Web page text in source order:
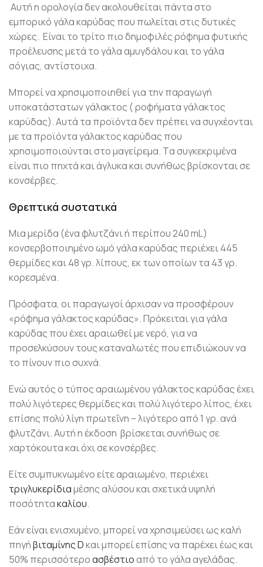
Αυτή η ορολογία δεν ακολουθείται πάντα στο
εμπορικό γάλα καρύδας που πωλείται στις δυτικές
χώρες. Είναι το τρίτο πιο δημοφιλές ρόφημα φυτικής
προέλευσης μετά το γάλα αμυγδάλου και το γάλα
σόγιας, αντίστοιχα.
Μπορεί να χρησιμοποιηθεί για την παραγωγή
υποκατάστατων γάλακτος ( ροφήματα γάλακτος
καρύδας). Αυτά τα προϊόντα δεν πρέπει να συγχέονται
με τα προϊόντα γάλακτος καρύδας που
χρησιμοποιούνται στο μαγείρεμα. Tα συγκεκριμένα
είναι πιο πηχτά και άγλυκα και συνήθως βρίσκονται σε
κονσέρβες.
Θρεπτικά συστατικά
Μια μερίδα (ένα φλυτζάνι ή περίπου 240 mL)
κονσερβοποιημένο ωμό γάλα καρύδας περιέχει 445
θερμίδες και 48 γρ. λίπους, εκ των οποίων τα 43 γρ.
κορεσμένα.
Πρόσφατα, οι παραγωγοί άρχισαν να προσφέρουν
«ρόφημα γάλακτος καρύδας». Πρόκειται για γάλα
καρύδας που έχει αραιωθεί με νερό, για να
προσελκύσουν τους καταναλωτές που επιδιώκουν να
το πίνουν πιο συχνά.
Ενώ αυτός ο τύπος αραιωμένου γάλακτος καρύδας έχει
πολύ λιγότερες θερμίδες και πολύ λιγότερο λίπος, έχει
επίσης πολύ λίγη πρωτεΐνη – λιγότερο από 1 γρ. ανά
φλυτζάνι. Αυτή η έκδοση βρίσκεται συνήθως σε
χαρτόκουτα και όχι σε κονσέρβες.
Είτε συμπυκνωμένο είτε αραιωμένο, περιέχει
τριγλυκερίδιαμέσης αλύσου και σχετικά υψηλή
ποσότητακαλίου.
Εάν είναι ενισχυμένο, μπορεί να χρησιμεύσει ως καλή
πηγήβιταμίνης Dκαι μπορεί επίσης να παρέχει έως και
50% περισσότεροασβέστιοαπό το γάλα αγελάδας.